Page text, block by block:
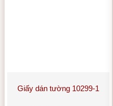
Giấy dán tường 10299-1